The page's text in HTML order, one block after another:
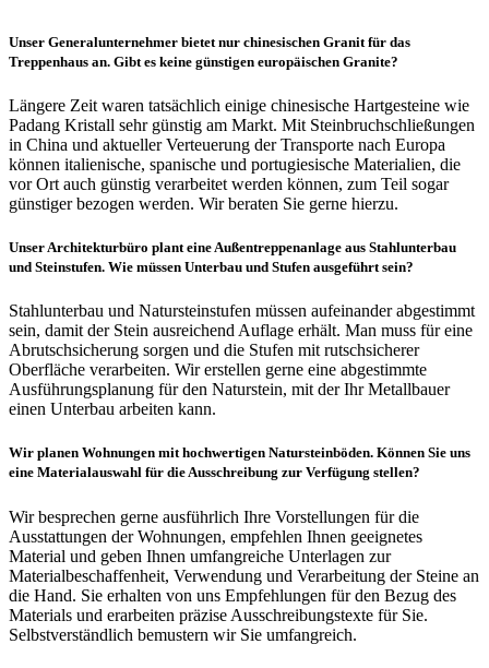
Unser Generalunternehmer bietet nur chinesischen Granit für das
Treppenhaus an. Gibt es keine günstigen europäischen Granite?
Längere Zeit waren tatsächlich einige chinesische Hartgesteine wie
Padang Kristall sehr günstig am Markt. Mit Steinbruchschließungen
in China und aktueller Verteuerung der Transporte nach Europa
können italienische, spanische und portugiesische Materialien, die
vor Ort auch günstig verarbeitet werden können, zum Teil sogar
günstiger bezogen werden. Wir beraten Sie gerne hierzu.
Unser Architekturbüro plant eine Außentreppenanlage aus Stahlunterbau
und Steinstufen. Wie müssen Unterbau und Stufen ausgeführt sein?
Stahlunterbau und Natursteinstufen müssen aufeinander abgestimmt
sein, damit der Stein ausreichend Auflage erhält. Man muss für eine
Abrutschsicherung sorgen und die Stufen mit rutschsicherer
Oberfläche verarbeiten. Wir erstellen gerne eine abgestimmte
Ausführungsplanung für den Naturstein, mit der Ihr Metallbauer
einen Unterbau arbeiten kann.
Wir planen Wohnungen mit hochwertigen Natursteinböden. Können Sie uns
eine Materialauswahl für die Ausschreibung zur Verfügung stellen?
Wir besprechen gerne ausführlich Ihre Vorstellungen für die
Ausstattungen der Wohnungen, empfehlen Ihnen geeignetes
Material und geben Ihnen umfangreiche Unterlagen zur
Materialbeschaffenheit, Verwendung und Verarbeitung der Steine an
die Hand. Sie erhalten von uns Empfehlungen für den Bezug des
Materials und erarbeiten präzise Ausschreibungstexte für Sie.
Selbstverständlich bemustern wir Sie umfangreich.